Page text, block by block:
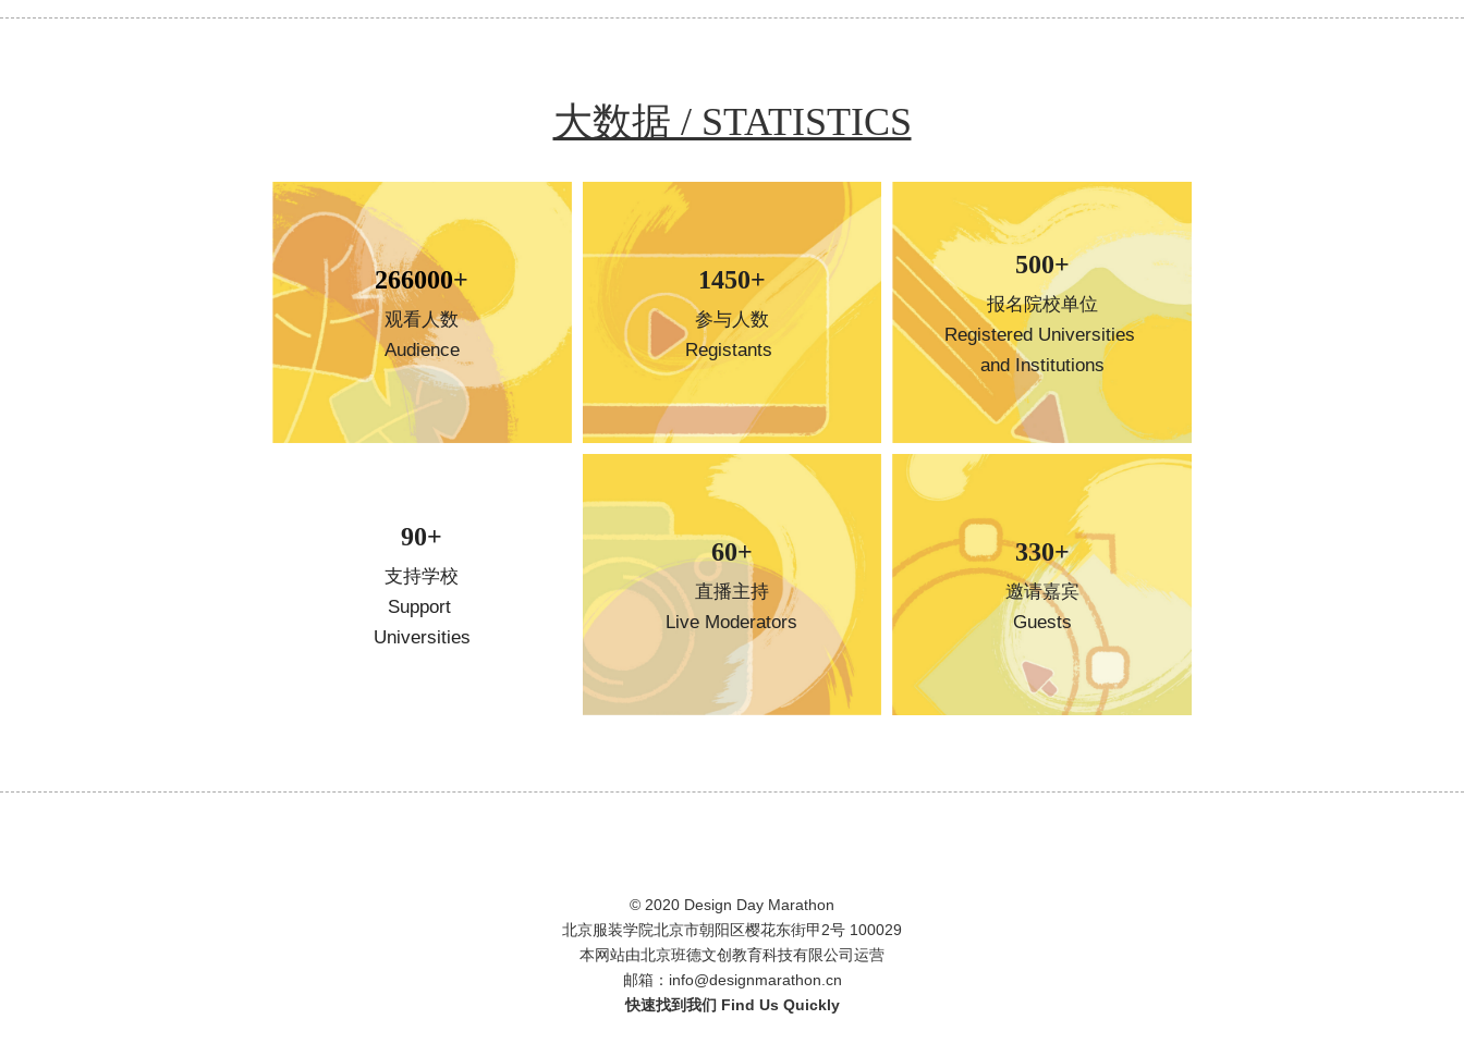
大数据 / STATISTICS
266000+
观看人数
Audience
1450+
参与人数
Registants
500+
报名院校单位
Registered Universities
and Institutions
90+
支持学校
Support
Universities
60+
直播主持
Live Moderators
330+
邀请嘉宾
Guests
© 2020 Design Day Marathon
北京服装学院北京市朝阳区樱花东街甲2号 100029
本网站由北京班德文创教育科技有限公司运营
邮箱：info@designmarathon.cn
快速找到我们 Find Us Quickly